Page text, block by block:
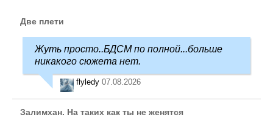
Две плети
Жуть просто..БДСМ по полной...больше
никакого сюжета нет.
flyledy 07.08.2026
Залимхан. На таких как ты не женятся